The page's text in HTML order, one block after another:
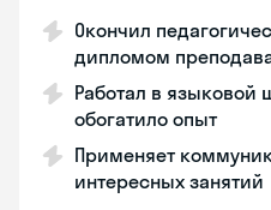
Окончил
дипломом
Работал в языковой
обогатило опыт
Применяет
интересных занятий